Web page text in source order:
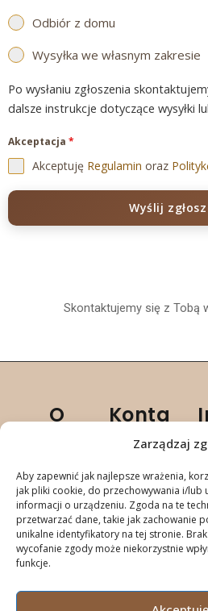
Zarządzaj
Aby zapewnić jak najlepsze wrażenia,
jak pliki cookie, do przechowywania i/lub
informacji o urządzeniu. Zgoda na te
przetwarzać dane, takie jak zachowanie
unikalne identyfikatory na tej stronie.
wycofanie zgody może niekorzystnie
funkcje.
Odbiór z domu
Wysyłka we własnym zakresie
Po wysłaniu zgłoszenia
dalsze instrukcje dotyczące wysyłki
Akceptacja *
Akceptuję Regulamin oraz
Wyślij
Skontaktujemy się z Tobą
O
Diament
Naprawa
zegarków i
zegarów
Inowrocław
Polska
Konta
kt
diament@n
aprawazega
rka.pl
ul. Królowej
Jadwigi 21A
Inowrocław